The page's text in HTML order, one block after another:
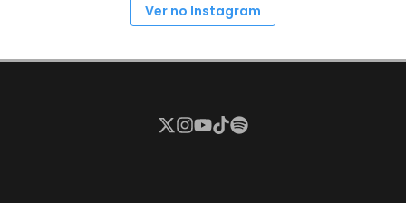
Ver no Instagram